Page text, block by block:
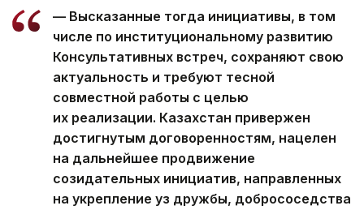
— Высказанные тогда инициативы, в том
числе по институциональному развитию
Консультативных встреч, сохраняют свою
актуальность и требуют тесной
совместной работы с целью
их реализации. Казахстан привержен
достигнутым договоренностям, нацелен
на дальнейшее продвижение
созидательных инициатив, направленных
на укрепление уз дружбы, добрососедства